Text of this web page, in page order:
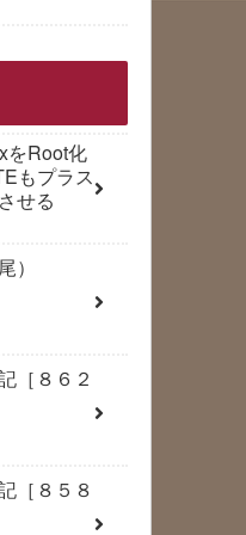
をRoot化
もプラス
せる
）
［８６２
［８５８